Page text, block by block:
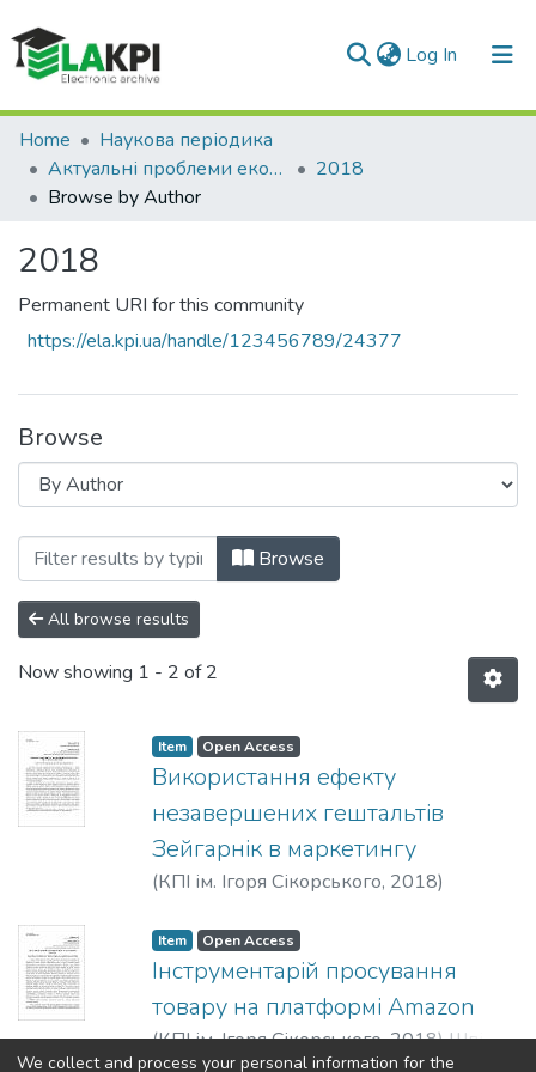
Log In (current)
Communities & Collections
All of DSpace
Home
Наукова періодика
Актуальні проблеми економіки та управління
2018
Browse by Author
2018
Permanent URI for this community
https://ela.kpi.ua/handle/123456789/24377
Browse
Browsing 2018 by Author "Гнітецький,
Browse
All browse results
Now showing 1 - 2 of 2
Item Open Access
Використання ефекту
незавершених гештальтів
Зейгарнік в маркетингу
(КПІ ім. Ігоря Сікорського, 2018)
Item Open Access
Інструментарій просування
товару на платформі Amazon
(КПІ ім. Ігоря Сікорського,2018)Шпіляк,
We collect and process your personal information for the